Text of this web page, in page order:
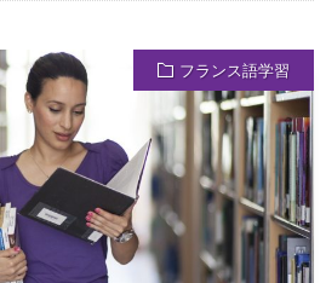
フランス語学習